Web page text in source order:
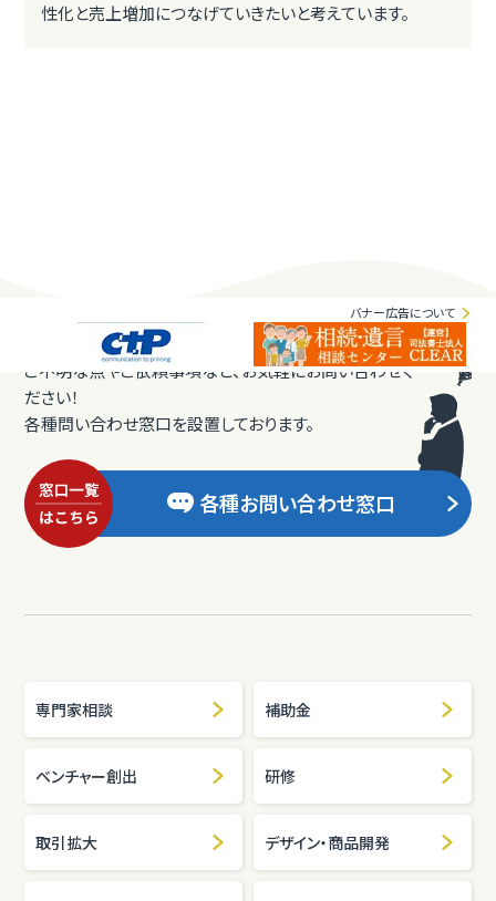
性化と売上増加につなげていきたいと考えています。
バナー広告について
ご不明な点やご依頼事項など、お気軽にお問い合わせく
ださい！
各種問い合わせ窓口を設置しております。
各種お問い合わせ窓口
専門家相談 補助金
ベンチャー創出 研修
取引拡大 デザイン・商品開発